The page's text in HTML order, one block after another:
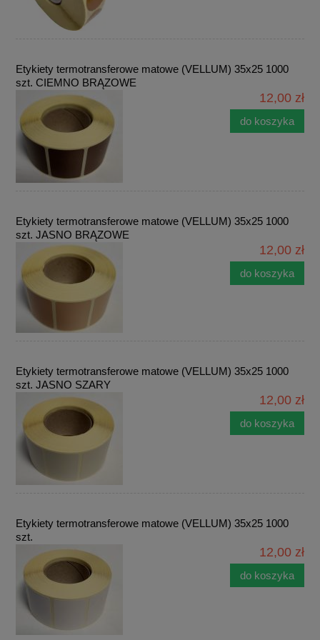
Etykiety termotransferowe matowe (VELLUM) 35x25 1000
szt. CIEMNO BRĄZOWE
12,00 zł
do koszyka
Etykiety termotransferowe matowe (VELLUM) 35x25 1000
szt. JASNO BRĄZOWE
12,00 zł
do koszyka
Etykiety termotransferowe matowe (VELLUM) 35x25 1000
szt. JASNO SZARY
12,00 zł
do koszyka
Etykiety termotransferowe matowe (VELLUM) 35x25 1000
szt.
12,00 zł
do koszyka